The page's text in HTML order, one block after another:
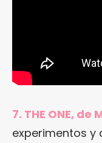
7. THE ONE, de
experimentos y